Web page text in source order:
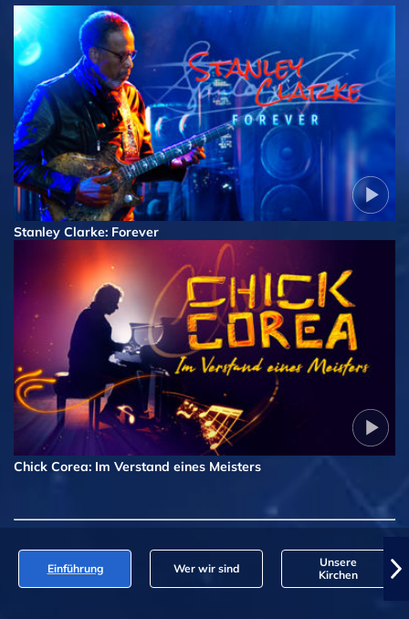
Stanley Clarke: Forever
Chick Corea: Im Verstand eines Meisters
Einführung Wer wir sind
Unsere
Kirchen